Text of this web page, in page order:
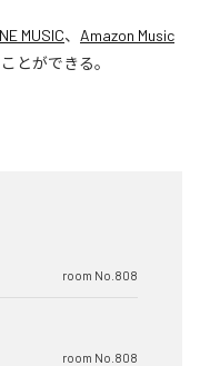
MUSIC、 Amazon Music
とができる。
room No.808
room No.808